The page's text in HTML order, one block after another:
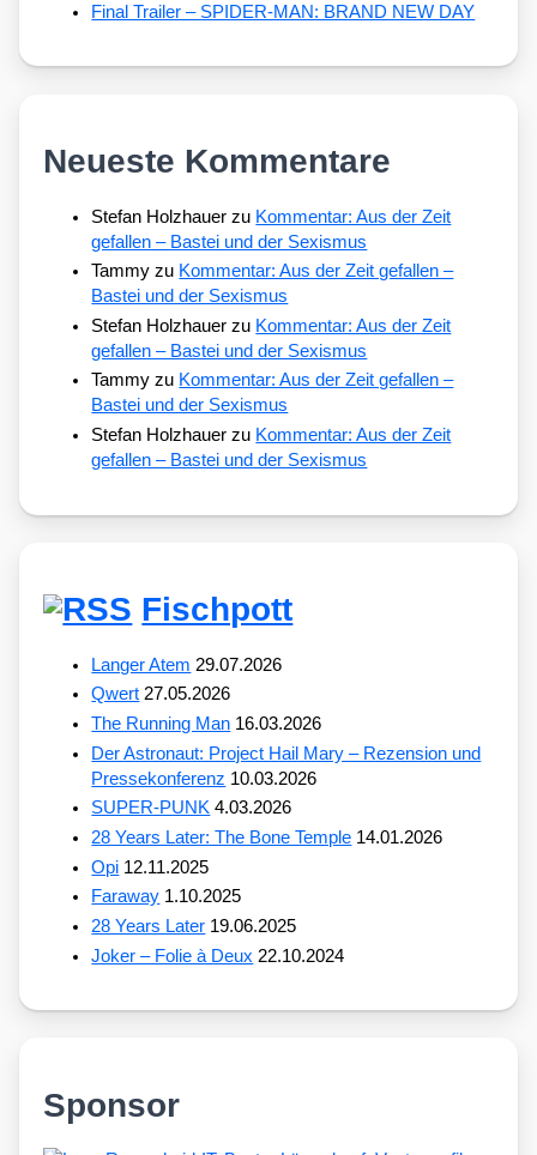
Final Trailer – SPIDER-MAN: BRAND NEW DAY
Neueste Kommentare
Stefan Holzhauer zu Kommentar: Aus der Zeit
gefallen – Bastei und der Sexismus
Tammy zu Kommentar: Aus der Zeit gefallen –
Bastei und der Sexismus
Stefan Holzhauer zu Kommentar: Aus der Zeit
gefallen – Bastei und der Sexismus
Tammy zu Kommentar: Aus der Zeit gefallen –
Bastei und der Sexismus
Stefan Holzhauer zu Kommentar: Aus der Zeit
gefallen – Bastei und der Sexismus
Fischpott
Langer Atem 29.07.2026
Qwert 27.05.2026
The Running Man 16.03.2026
Der Astronaut: Project Hail Mary – Rezension und
Pressekonferenz 10.03.2026
SUPER-PUNK 4.03.2026
28 Years Later: The Bone Temple 14.01.2026
Opi 12.11.2025
Faraway 1.10.2025
28 Years Later 19.06.2025
Joker – Folie à Deux 22.10.2024
Sponsor